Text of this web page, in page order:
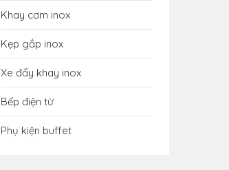
Khay cơm inox
Kẹp gắp inox
Xe đẩy khay inox
Bếp điện từ
Phụ kiện buffet